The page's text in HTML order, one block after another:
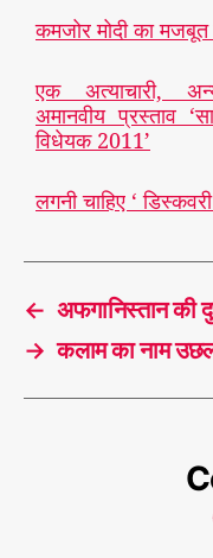
कमजोर मोदी का मजबूत
एक अत्याचारी,
अमानवीय प्रस्ताव
विधेयक 2011’
लगनी चाहिए ‘
← अफगानिस्तान की
→ कलाम का नाम